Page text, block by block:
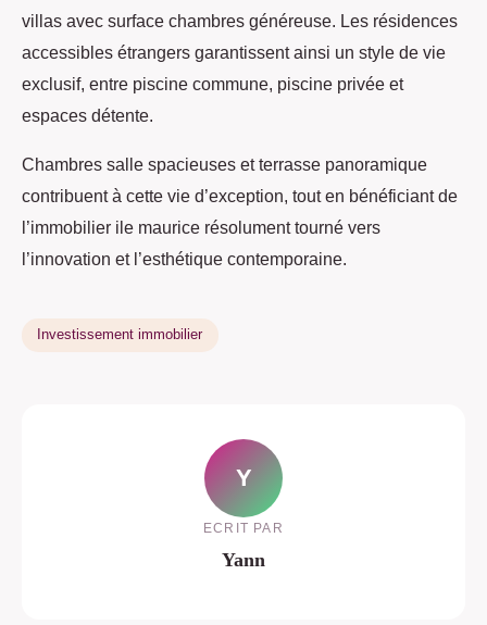
villas avec surface chambres généreuse. Les résidences
accessibles étrangers garantissent ainsi un style de vie
exclusif, entre piscine commune, piscine privée et
espaces détente.
Chambres salle spacieuses et terrasse panoramique
contribuent à cette vie d’exception, tout en bénéficiant de
l’immobilier ile maurice résolument tourné vers
l’innovation et l’esthétique contemporaine.
Investissement immobilier
Y
ECRIT PAR
Yann